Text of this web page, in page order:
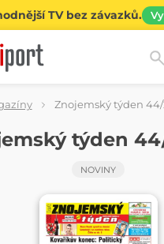
TV bez závazků.
Znojemský týden 44/
týden
NOVINY